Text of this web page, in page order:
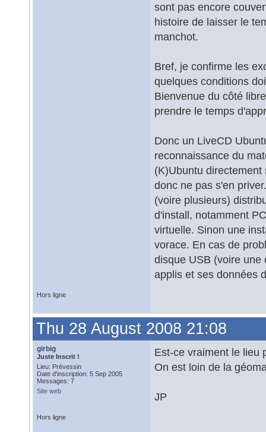
sont pas encore
histoire de laisser le
manchot.
Bref, je confirme les
quelques conditions
Bienvenue du côté
prendre le temps
Donc un LiveCD
reconnaissance du
(K)Ubuntu
donc ne pas s'en
(voire plusieurs)
d'install, notamment
virtuelle. Sinon une
vorace. En cas de
disque USB (voire une
applis et ses données
Hors ligne
Thu 28 August 2008 21:08
girbig
Juste Inscrit !
Lieu: Prévessin
Date d'inscription: 5 Sep 2005
Messages: 7
Site web
Est-ce vraiment le lieu
On est loin de la
JP
Hors ligne